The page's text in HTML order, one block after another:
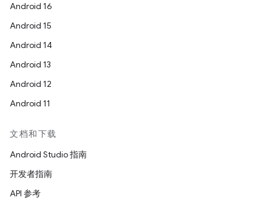
Android 16
Android 15
Android 14
Android 13
Android 12
Android 11
文档和下载
Android Studio 指南
开发者指南
API 参考